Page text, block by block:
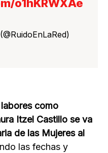
o1hKRWXAe
como
Itzel Castillo se va
de las Mujeres al
las fechas y